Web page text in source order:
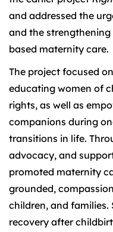
and addressed the
and the
based maternity care.
The project focused
educating women of
rights, as well as
companions during
transitions in life.
advocacy, and
promoted maternity
grounded,
children, and families.
recovery after